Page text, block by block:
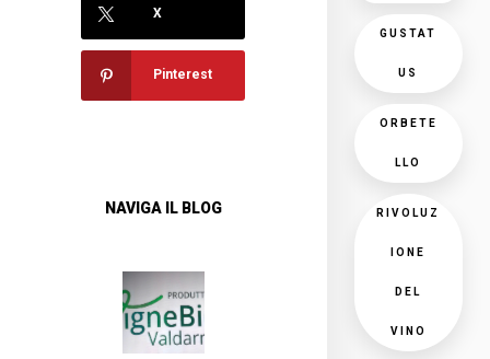
X
Pinterest
NAVIGA IL BLOG
GUSTAT
US
ORBETE
LLO
RIVOLUZ
IONE
DEL
VINO